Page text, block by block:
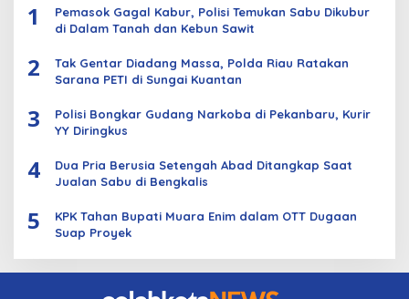
1
Pemasok Gagal Kabur, Polisi Temukan Sabu Dikubur
di Dalam Tanah dan Kebun Sawit
2
Tak Gentar Diadang Massa, Polda Riau Ratakan
Sarana PETI di Sungai Kuantan
3
Polisi Bongkar Gudang Narkoba di Pekanbaru, Kurir
YY Diringkus
4
Dua Pria Berusia Setengah Abad Ditangkap Saat
Jualan Sabu di Bengkalis
5
KPK Tahan Bupati Muara Enim dalam OTT Dugaan
Suap Proyek